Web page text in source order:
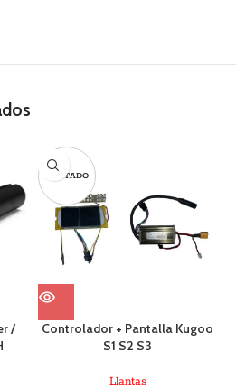
/
AGOTADO
Controlador + Pantalla Kugoo
S1 S2 S3
Llantas